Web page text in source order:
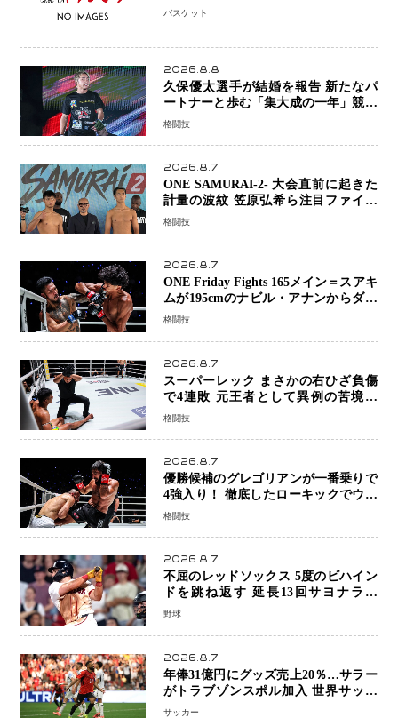
ーがWNBAドラフト参戦を表明「参加
バスケット
2026.8.8
久保優太選手が結婚を報告 新たなパ
ートナーと歩む「集大成の一年」競技
生活を支える存在に感謝
格闘技
2026.8.7
ONE SAMURAI-2- 大会直前に起きた
計量の波紋 笠原弘希ら注目ファイタ
ーは契約体重で決戦へ、山本歩夢と平
格闘技
2026.8.7
ONE Friday Fights 165メイン＝スアキ
ムが195cmのナビル・アナンからダウ
ン奪取！猛反撃を耐え抜き判定勝利、
格闘技
2026.8.7
スーパーレック まさかの右ひざ負傷
で4連敗 元王者として異例の苦境…
「アクシデント」でも消えない危険信
格闘技
2026.8.7
優勝候補のグレゴリアンが一番乗りで
4強入り！ 徹底したローキックでウス
ビャンを攻略、判定勝利
格闘技
2026.8.7
不屈のレッドソックス 5度のビハイン
ドを跳ね返す 延長13回サヨナラ勝
ち 吉田正尚選手も2安打1打点で貢献 4
野球
2026.8.7
年俸31億円にグッズ売上20％…サラー
がトラブゾンスポル加入 世界サッカ
ーは「五大リーグ一強」から新時代へ
サッカー